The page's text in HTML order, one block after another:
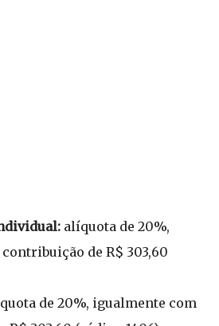
alíquota de 20%,
de R$ 303,60
de 20%, igualmente com